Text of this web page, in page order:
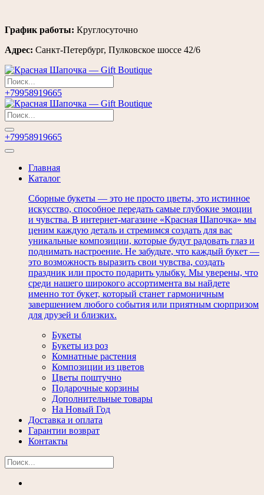
Перейти
содержимому
График работы: Круглосуточно
Адрес: Санкт-Петербург, Пулковское шоссе 42/6
+79958919665
+79958919665
Главная
Каталог
Сборные букеты — это не просто цветы, это истинное
искусство, способное передать самые глубокие эмоции
и чувства. В интернет-магазине «Красная Шапочка» мы
ценим каждую деталь и стремимся создать для вас
уникальные композиции, которые будут радовать глаз и
поднимать настроение. Не забудьте, что каждый букет —
это возможность выразить свои чувства, создать
праздник или просто подарить улыбку. Мы уверены, что
среди нашего широкого ассортимента вы найдете
именно тот букет, который станет гармоничным
завершением любого события или приятным сюрпризом
для друзей и близких.
Букеты
Букеты из роз
Комнатные растения
Композиции из цветов
Цветы поштучно
Подарочные корзины
Дополнительные товары
На Новый Год
Доставка и оплата
Гарантии возврат
Контакты